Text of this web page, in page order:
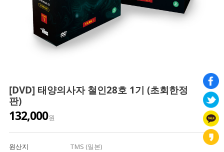
[DVD] 태양의사자 철인28호 1기 (초회한정
판)
132,000원
원산지
TMS (일본)